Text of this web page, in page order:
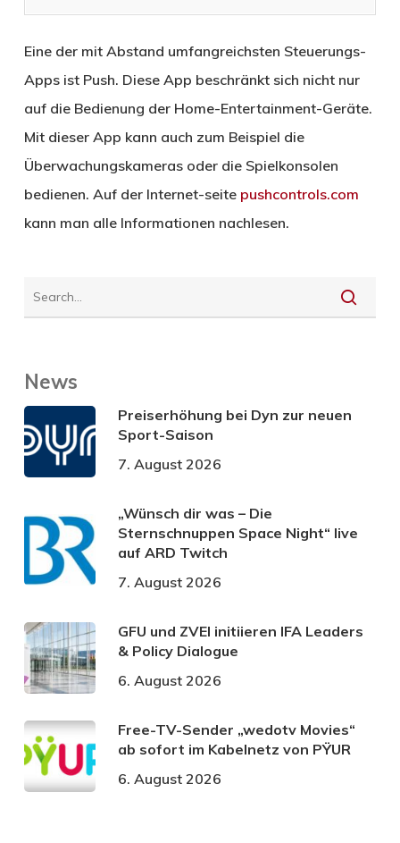
Eine der mit Abstand umfangreichsten Steuerungs-
Apps ist Push. Diese App beschränkt sich nicht nur
auf die Bedienung der Home-Entertainment-Geräte.
Mit dieser App kann auch zum Beispiel die
Überwachungskameras oder die Spielkonsolen
bedienen. Auf der Internet-seite pushcontrols.com
kann man alle Informationen nachlesen.
News
Preiserhöhung bei Dyn zur neuen
Sport-Saison
7. August 2026
„Wünsch dir was – Die
Sternschnuppen Space Night“ live
auf ARD Twitch
7. August 2026
GFU und ZVEI initiieren IFA Leaders
& Policy Dialogue
6. August 2026
Free-TV-Sender „wedotv Movies“
ab sofort im Kabelnetz von PŸUR
6. August 2026